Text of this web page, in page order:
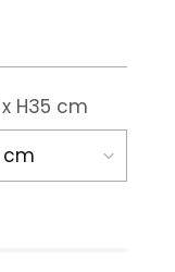
H35 cm